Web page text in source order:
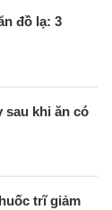
đồ lạ: 3
sau khi ăn có
trĩ giảm